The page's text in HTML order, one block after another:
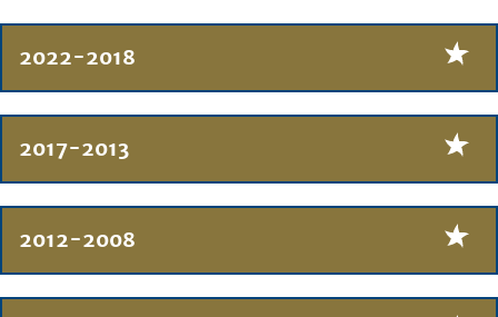
2022-2018
2017-2013
2012-2008